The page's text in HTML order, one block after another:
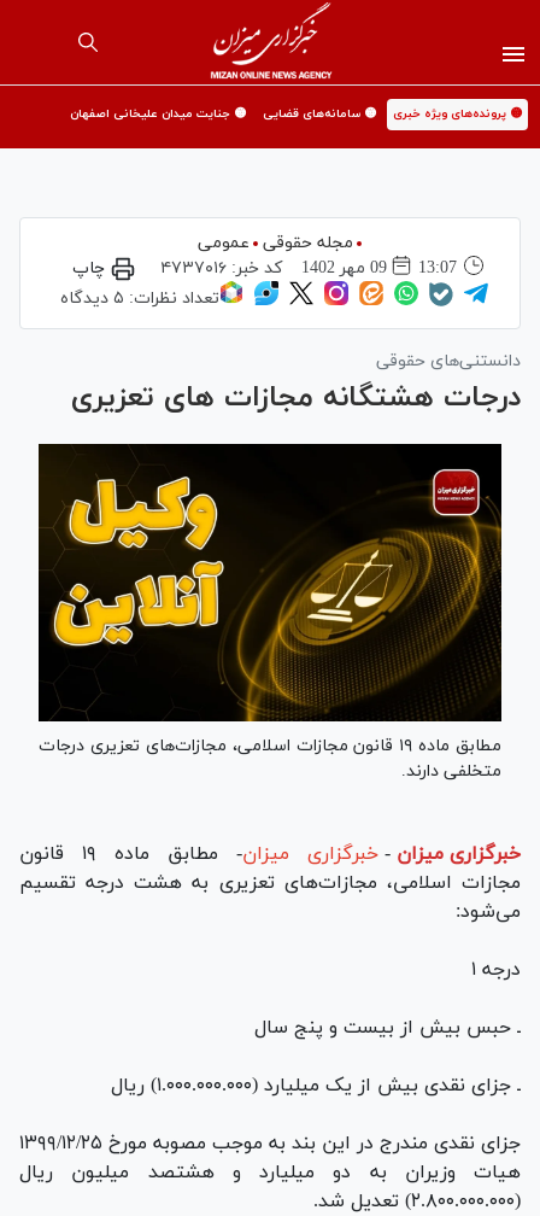
🟡 پرونده‌های ویژه خبری 🟡 سامانه‌های قضایی 🟡 جنایت میدان علیخانی اصفهان
مجله حقوقی
عمومی
13:07
09 مهر 1402 کد خبر:۴۷۳۷۰۱۶
چاپ
تعداد نظرات: ۵ دیدگاه
دانستنی‌های حقوقی
درجات هشتگانه مجازات های تعزیری
مطابق ماده ۱۹ قانون مجازات اسلامی، مجازات‌های تعزیری درجات
متخلفی دارند.
خبرگزاری میزان - خبرگزاری میزان
- مطابق ماده ۱۹ قانون
مجازات اسلامی، مجازات‌های تعزیری به هشت درجه تقسیم
می‌شود:
درجه ۱
ـ حبس بیش از بیست و پنج سال
ـ جزای نقدی بیش از یک میلیارد (۱.۰۰۰.۰۰۰.۰۰۰) ریال
جزای نقدی مندرج در این بند به موجب مصوبه مورخ ۱۳۹۹/۱۲/۲۵
هیات وزیران به دو میلیارد و هشتصد میلیون ریال
(۲.۸۰۰.۰۰۰.۰۰۰) تعدیل شد.